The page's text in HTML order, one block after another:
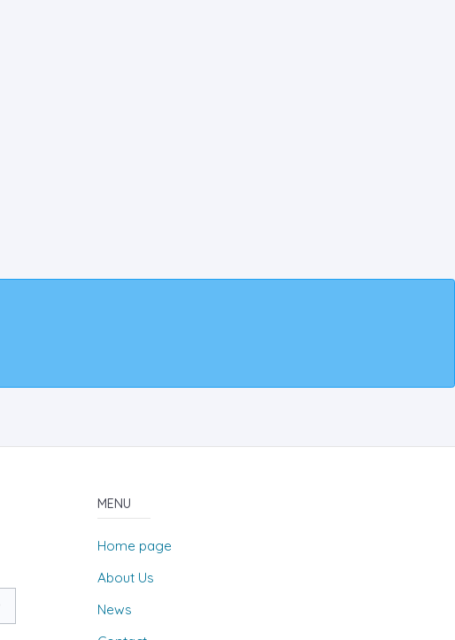
MENU
Home page
About Us
News